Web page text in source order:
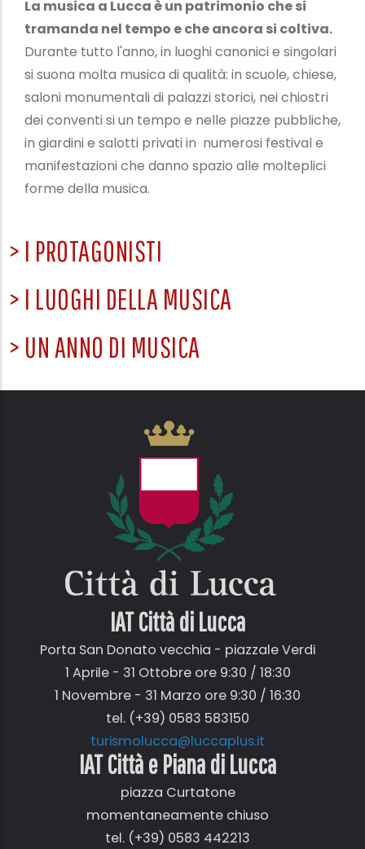
La musica a Lucca è un patrimonio che si
tramanda nel tempo e che ancora si coltiva.
Durante tutto l'anno, in luoghi canonici e singolari
si suona molta musica di qualità: in scuole, chiese,
saloni monumentali di palazzi storici, nei chiostri
dei conventi si un tempo e nelle piazze pubbliche,
in giardini e salotti privati in numerosi festival e
manifestazioni che danno spazio alle molteplici
forme della musica.
> I PROTAGONISTI
> I LUOGHI DELLA MUSICA
> UN ANNO DI MUSICA
IAT Città diLucca
Porta San Donato vecchia - piazzale Verdi
1 Aprile - 31 Ottobre ore 9:30 / 18:30
1 Novembre - 31 Marzo ore 9:30 / 16:30
tel. (+39) 0583 583150
turismolucca@luccaplus.it
IAT Città e Piana di Lucca
piazza Curtatone
momentaneamente chiuso
tel. (+39) 0583 442213